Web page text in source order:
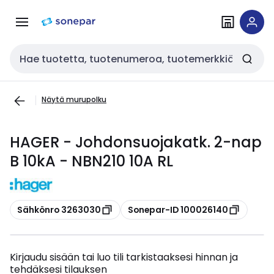
navigointiinsisältöön
Haku
Näytä murupolku
HAGER - Johdonsuojakatk. 2-nap
B 10kA - NBN210 10A RL
Kopioi
Sähkönro 3263030 Kopioi
Sonepar-ID 100026140
Kirjaudu sisään tai luo tili tarkistaaksesi hinnan ja
tehdäksesi tilauksen